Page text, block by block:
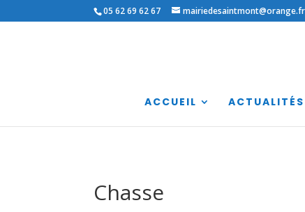
05 62 69 62 67 mairiedesaintmont@orange.fr
ACCUEIL ACTUALITÉS
Chasse